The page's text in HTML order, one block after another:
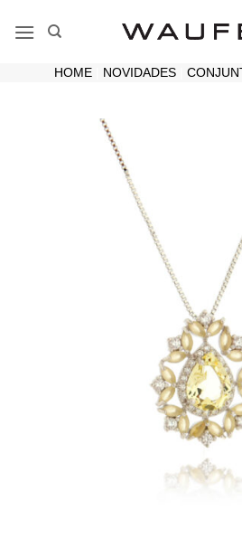
HOME| NOVIDADES|